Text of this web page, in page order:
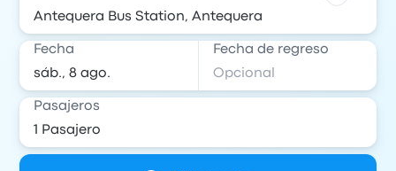
Fecha Fecha de regreso
Pasajeros